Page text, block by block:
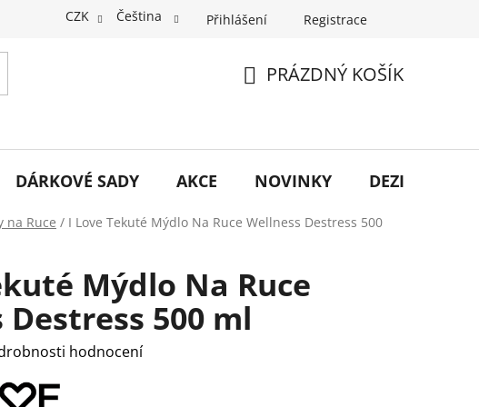
CZK Čeština Přihlášení Registrace
PRÁZDNÝ KOŠÍK
DÁRKOVÉ SADY AKCE NOVINKY DEZINFEKCE
na Ruce / I Love Tekuté Mýdlo Na Ruce Wellness Destress 500
Mýdlo Na Ruce
Destress 500 ml
hodnocení